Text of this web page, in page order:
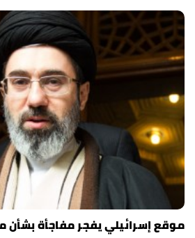
موقع إسرائيلي يفجر مفاجأة